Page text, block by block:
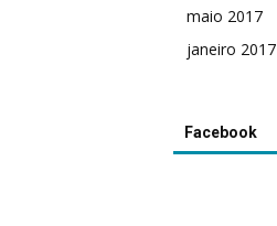
maio 2017
janeiro 2017
Facebook